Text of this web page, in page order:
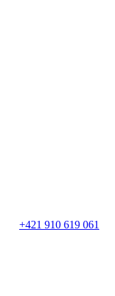
+421 910 619 061